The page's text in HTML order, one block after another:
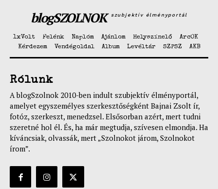
blogSZOLNOK szubjektív élményportál
1xVolt Felénk Naplóm Ajánlom Helyszínelő
ArcOK
Kérdezem
Vendégoldal Album Levéltár SZPSZ AKB
Rólunk
A blogSzolnok 2010-ben indult szubjektív élményportál,
amelyet egyszemélyes szerkesztőségként Bajnai Zsolt ír,
fotóz, szerkeszt, menedzsel. Elsősorban azért, mert tudni
szeretné hol él. És, ha már megtudja, szívesen elmondja. Ha
kíváncsiak, olvassák, mert „Szolnokot járom, Szolnokot
írom”.